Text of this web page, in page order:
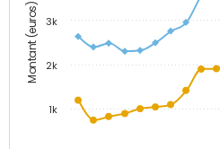
Montant (euros)
1k
2k
3k